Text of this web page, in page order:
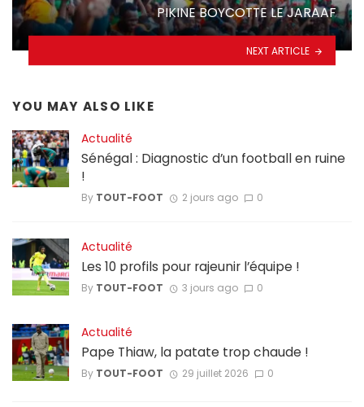
PIKINE BOYCOTTE LE JARAAF
NEXT ARTICLE
YOU MAY ALSO LIKE
Actualité
Sénégal : Diagnostic d’un football en ruine
!
By TOUT-FOOT 2 jours ago 0
Actualité
Les 10 profils pour rajeunir l’équipe !
By TOUT-FOOT 3 jours ago 0
Actualité
Pape Thiaw, la patate trop chaude !
By TOUT-FOOT 29 juillet 2026 0